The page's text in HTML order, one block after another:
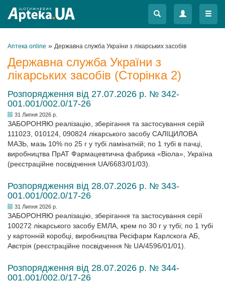
Меню
Меню
Аптека online » Державна служба України з лікарських засобів
Державна служба України з
лікарських засобів (Сторінка 2)
Розпорядження від 27.07.2026 р. № 342-
001.001/002.0/17-26
31 Липня 2026 р.
ЗАБОРОНЯЮ реалізацію, зберігання та застосування серій
111023, 010124, 090824 лікарського засобу САЛІЦИЛОВА
МАЗЬ, мазь 10% по 25 г у тубі ламінатній; по 1 тубі в пачці,
виробництва ПрАТ Фармацевтична фабрика «Віола», Україна
(реєстраційне посвідчення UA/6683/01/03).
Розпорядження від 28.07.2026 р. № 343-
001.001/002.0/17-26
31 Липня 2026 р.
ЗАБОРОНЯЮ реалізацію, зберігання та застосування серії
100272 лікарського засобу ЕМЛА, крем по 30 г у тубі; по 1 тубі
у картонній коробці, виробництва Ресіфарм Карлскога АБ,
Австрія (реєстраційне посвідчення № UA/4596/01/01).
Розпорядження від 28.07.2026 р. № 344-
001.001/002.0/17-26